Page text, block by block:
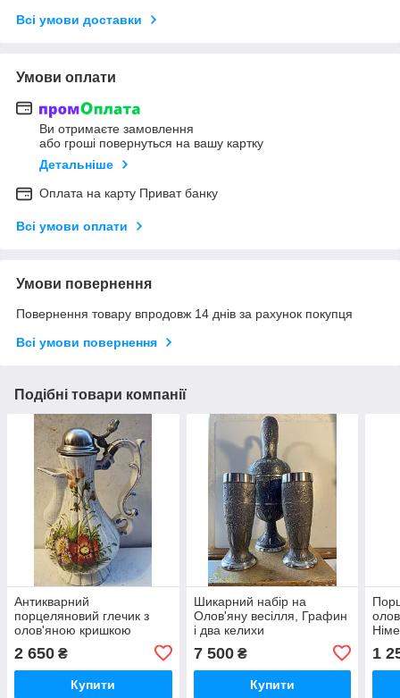
Всі умови доставки
Умови оплати
Ви отримаєте замовлення
або гроші повернуться на вашу картку
Детальніше
Оплата на карту Приват банку
Всі умови оплати
Умови повернення
Повернення товару впродовж 14 днів за рахунок покупця
Всі умови повернення
Подібні товари компанії
Антикварний
порцеляновий глечик з
олов'яною кришкою
2 650 ₴
Купити
Шикарний набір на
Олов'яну весілля, Графин
і два келихи
7 500₴
Купити
1